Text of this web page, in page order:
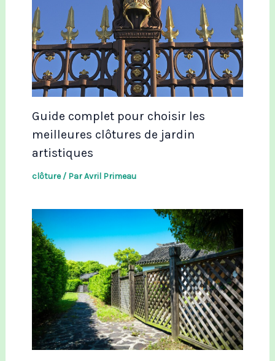
Guide complet pour choisir les
meilleures clôtures de jardin
artistiques
clôture/ ParAvril Primeau